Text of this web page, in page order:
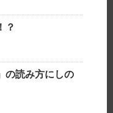
？
の読み方にしの